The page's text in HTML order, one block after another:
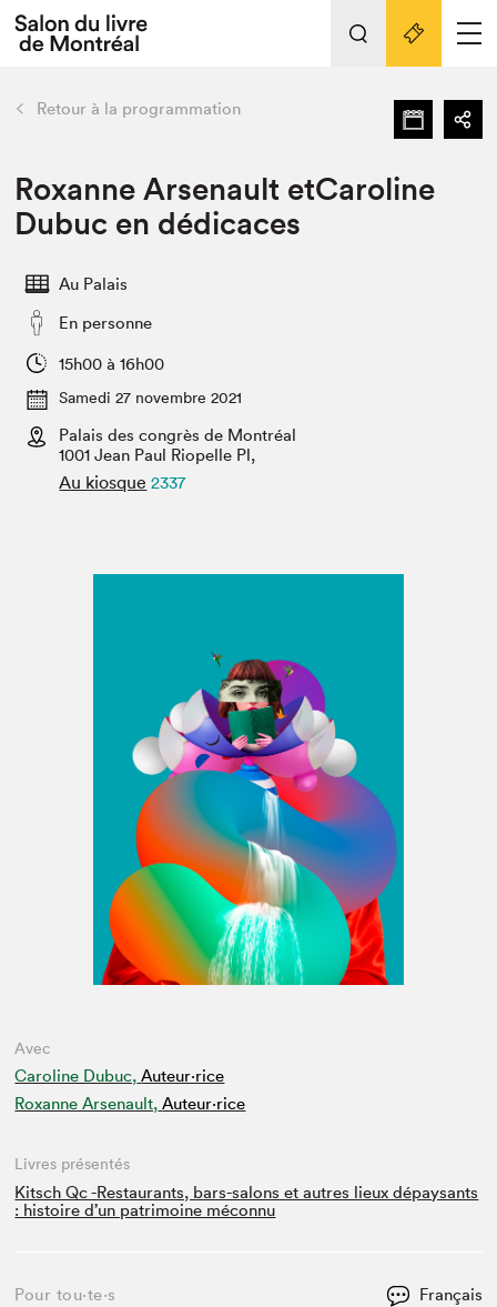
Espace exposant⋅e⋅s
Espace enseignant·e·s
L'événement
Préparer sa visite au Salon
SLM PRO
retour Nos activités
Préparer sa visite
Salon au Palais
Salon dans la ville et en ligne
Projets partenaires
Liens pratiques
Retour à la programmation
Roxanne Arsenault etCaroline
Dubuc en dédicaces
Au Palais
En personne
15h00 à 16h00
Samedi 27 novembre 2021
Palais des congrès de Montréal
1001 Jean Paul Riopelle Pl,
Au kiosque 2337
Avec
Caroline Dubuc, Auteur·rice
Roxanne Arsenault, Auteur·rice
Livres présentés
Kitsch Qc -Restaurants, bars-salons et autres lieux dépaysants
: histoire d’un patrimoine méconnu
Pour tou⋅te⋅s Français